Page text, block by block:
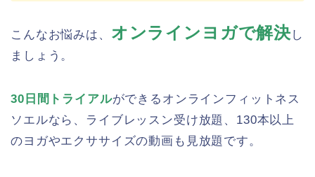
こんなお悩みは、 オンラインヨガで解決し
ましょう。
30日間トライアルができるオンラインフィットネス
ソエルなら、ライブレッスン受け放題、130本以上
のヨガやエクササイズの動画も見放題です。